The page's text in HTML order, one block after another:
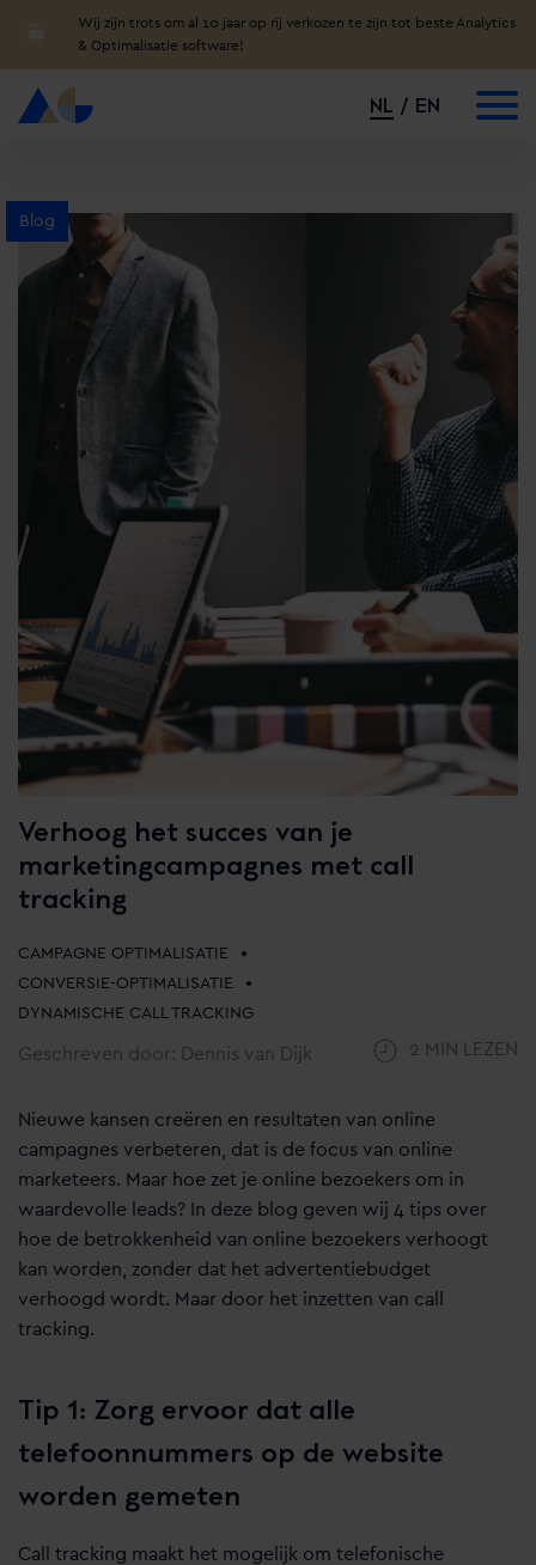
Wij zijn trots om al 10 jaar op rij verkozen te zijn tot beste Analytics
& Optimalisatie software!
NL EN
Blog
Verhoog het succes van je
marketingcampagnes met call
tracking
CAMPAGNE OPTIMALISATIE •
CONVERSIE-OPTIMALISATIE •
DYNAMISCHE CALL TRACKING
Geschreven door: Dennis van Dijk 2 MIN LEZEN
Nieuwe kansen creëren en resultaten van online
campagnes verbeteren, dat is de focus van online
marketeers. Maar hoe zet je online bezoekers om in
waardevolle leads? In deze blog geven wij 4 tips over
hoe de betrokkenheid van online bezoekers verhoogt
kan worden, zonder dat het advertentiebudget
verhoogd wordt. Maar door het inzetten van call
tracking.
Tip 1: Zorg ervoor dat alle
telefoonnummers op de website
worden gemeten
Call tracking maakt het mogelijk om telefonische